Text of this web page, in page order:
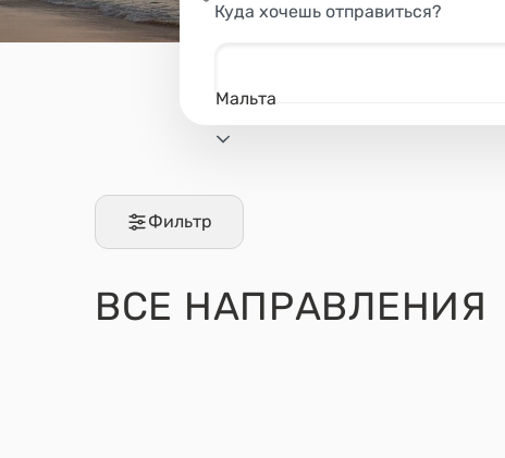
Куда хочешь отправиться?
Мальта
Фильтр
ВСЕ НАПРАВЛЕНИЯ